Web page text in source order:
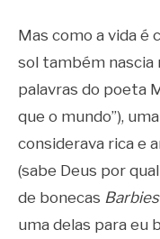
Mas como a vida é
sol também nascia
palavras do poeta
que o mundo”),
considerava rica e
(sabe Deus por
de bonecas Barbies
uma delas para eu